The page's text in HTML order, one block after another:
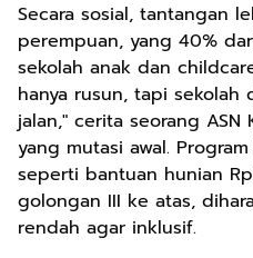
Secara sosial, tantangan
perempuan, yang 40%
sekolah anak dan
hanya rusun, tapi sekolah
jalan," cerita seorang
yang mutasi awal.
seperti bantuan hunian
golongan III ke atas,
rendah agar inklusif.